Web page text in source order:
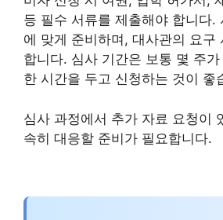
등 필수 서류를 제출해야 합니다.
에 맞게 준비하며, 대사관의 요구
합니다. 심사 기간은 보통 몇 주
한 시간을 두고 신청하는 것이 좋
심사 과정에서 추가 자료 요청이
속히 대응할 준비가 필요합니다.